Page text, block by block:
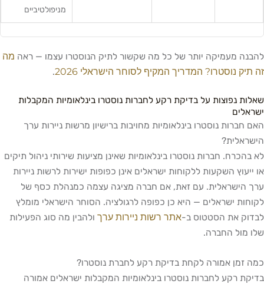
מניפולטיביים
להבנה מעמיקה יותר של כל מה שקשור לתיק הנוסטרו עצמו — ראה מה
זה תיק נוסטרו? המדריך המקיף לסוחר הישראלי 2026
.
שאלות נפוצות על בדיקת רקע לחברות נוסטרו בינלאומיות המקבלות
ישראלים
האם חברות נוסטרו בינלאומיות מחויבות ברישיון מרשות ניירות ערך
הישראלית?
לא בהכרח. חברות נוסטרו בינלאומיות שאינן מציעות שירותי ניהול תיקים
או ייעוץ השקעות ללקוחות ישראלים אינן כפופות ישירות לרשות ניירות
ערך הישראלית. עם זאת, אם חברה מציגה עצמה כמנהלת כסף של
לקוחות ישראלים — היא כן כפופה לרגולציה. הסוחר הישראלי מומלץ
לבדוק את הסטטוס ב-אתר רשות ניירות ערך ולהבין מה סוג הפעילות
שלו מול החברה.
כמה זמן אמורה לקחת בדיקת רקע לחברת נוסטרו?
בדיקת רקע לחברות נוסטרו בינלאומיות המקבלות ישראלים אמורה